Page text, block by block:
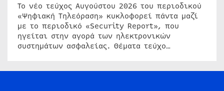
Το νέο τεύχος Αυγούστου 2026 του περιοδικού
«Ψηφιακή Τηλεόραση» κυκλοφορεί πάντα μαζί
με το περιοδικό «Security Report», που
ηγείται στην αγορά των ηλεκτρονικών
συστημάτων ασφαλείας. Θέματα τεύχο…